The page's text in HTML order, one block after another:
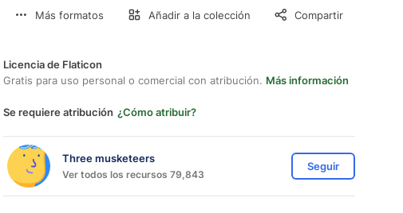
Más formatos Añadir a la colección Compartir
Licencia de Flaticon
Gratis para uso personal o comercial con atribución. Más información
Se requiere atribución ¿Cómo atribuir?
Three musketeers
Ver todos los recursos 79,843
Seguir